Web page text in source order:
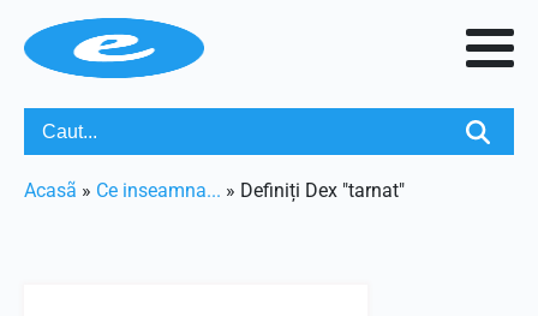
Acasã » Ce inseamna... » Definiți Dex "tarnat"